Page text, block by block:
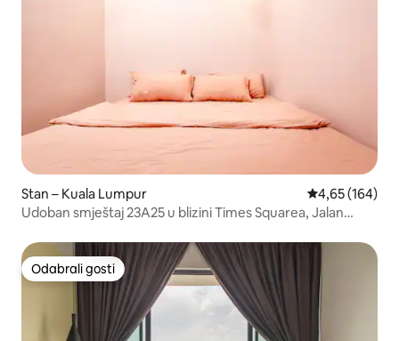
Stan – Kuala Lumpur Prosječna
4,65 (164)
Udoban smještaj 23A25 u blizini Times Squarea, Jalan
Odabrali gosti
Odabrali gosti